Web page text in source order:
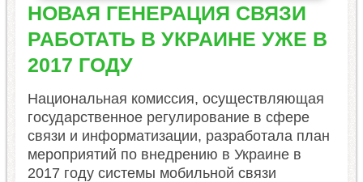
НОВАЯ ГЕНЕРАЦИЯ СВЯЗИ
РАБОТАТЬ В УКРАИНЕ УЖЕ В
2017 ГОДУ
Национальная комиссия, осуществляющая
государственное регулирование в сфере
связи и информатизации, разработала план
мероприятий по внедрению в Украине в
2017 году системы мобильной связи